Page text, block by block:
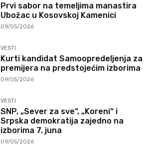
Prvi sabor na temeljima manastira
Ubožac u Kosovskoj Kamenici
09/05/2026
VESTI
Kurti kandidat Samoopredeljenja za
premijera na predstojećim izborima
09/05/2026
VESTI
SNP, „Sever za sve“, „Koreni“ i
Srpska demokratija zajedno na
izborima 7. juna
09/05/2026